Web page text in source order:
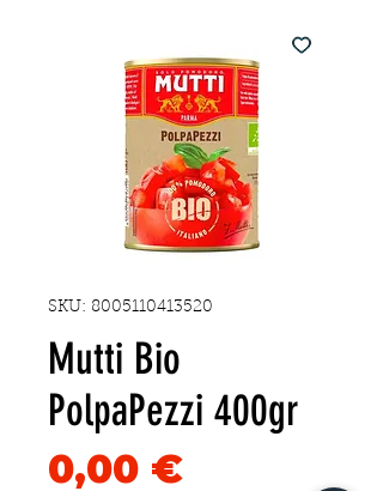
SKU: 8005110413520
Mutti Bio
PolpaPezzi 400gr
0,00 €Precio